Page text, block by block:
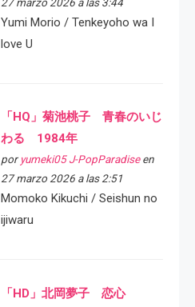
Yumi Morio / Tenkeyoho wa I
love U
「HQ」菊池桃子 青春のいじ
わる 1984年
por yumeki05 J-PopParadiseen
27 marzo 2026 a las 2:51
Momoko Kikuchi / Seishun no
ijiwaru
「HD」北岡夢子 恋心